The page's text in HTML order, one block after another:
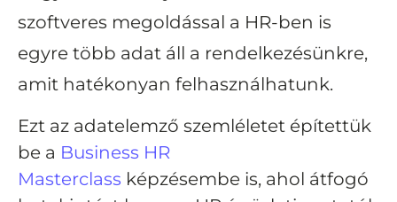
szoftveres megoldással a HR-ben is
egyre több adat áll a rendelkezésünkre,
amit hatékonyan felhasználhatunk.
Ezt az adatelemző szemléletet építettük
be a Business HR
Masterclass képzésembe is, ahol átfogó